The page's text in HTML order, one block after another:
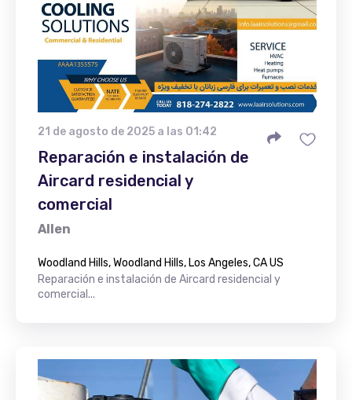
21 de agosto de 2025 a las 01:42
Reparación e instalación de
Aircard residencial y
comercial
Allen
Woodland Hills, Woodland Hills, Los Angeles, CA US
Reparación e instalación de Aircard residencial y
comercial...